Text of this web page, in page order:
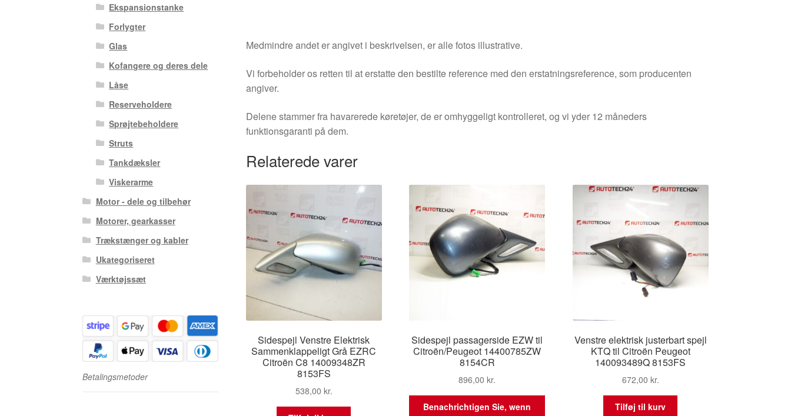
Medmindre andet er angivet i beskrivelsen, er alle fotos illustrative.
Vi forbeholder os retten til at erstatte den bestilte reference med den erstatningsreference, som producenten
angiver.
Delene stammer fra havarerede køretøjer, de er omhyggeligt kontrolleret, og vi yder 12 måneders
funktionsgaranti på dem.
Relaterede varer
Sidespejl Venstre Elektrisk
Sammenklappeligt Grå EZRC
Citroën C8 14009348ZR
8153FS
538,00 kr.
Sidespejl passagerside EZW til
Citroën/Peugeot 14400785ZW
8154CR
896,00kr.
Benachrichtigen Sie, wenn
Venstre elektrisk justerbart spejl
KTQ til Citroën Peugeot
140093489Q 8153FS
672,00 kr.
Tilføj til kurv
Ekspansionstanke
Forlygter
Glas
Kofangere og deres dele
Låse
Reserveholdere
Sprøjtebeholdere
Struts
Tankdæksler
Viskerarme
Motor - dele og tilbehør
Motorer, gearkasser
Trækstænger og kabler
Ukategoriseret
Værktøjssæt
Betalingsmetoder